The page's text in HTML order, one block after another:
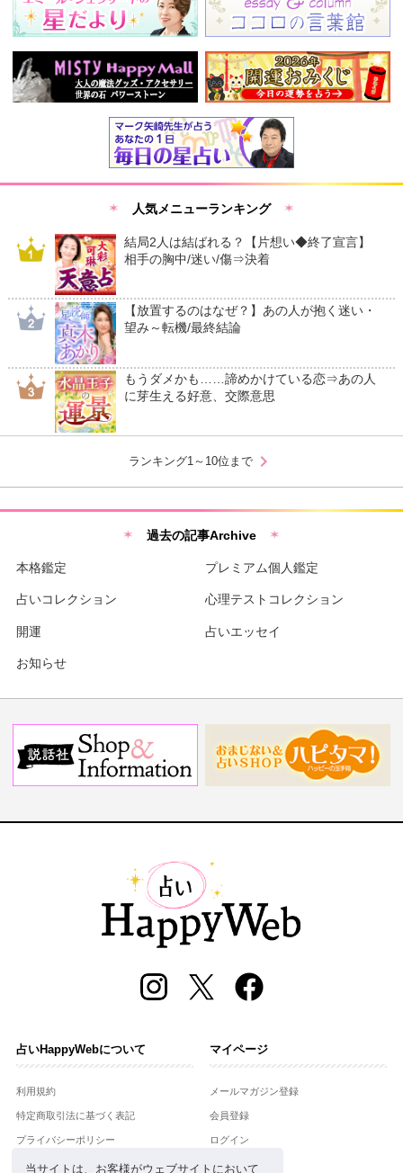
当サイトは、お客様がウェブサイトにおいて
人気メニューランキング
結局2人は結ばれる？【片想い◆終了宣言】
相手の胸中/迷い/傷⇒決着
【放置するのはなぜ？】あの人が抱く迷い・
望み～転機/最終結論
もうダメかも……諦めかけている恋⇒あの人
に芽生える好意、交際意思
ランキング1～10位まで chevron_right
過去の記事Archive
本格鑑定 プレミアム個人鑑定
占いコレクション 心理テストコレクション
開運 占いエッセイ
お知らせ
占いHappyWebについて
利用規約
特定商取引法に基づく表記
プライバシーポリシー
運営会社
マイページ
メールマガジン登録
会員登録
ログイン